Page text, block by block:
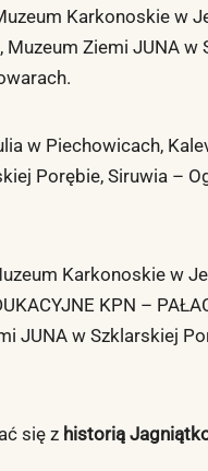
Karkonoskie w
Ziemi JUNA w
w Piechowicach,
Porębie, Siruwia –
Karkonoskie w
KPN –
JUNA w Szklarskiej
się z historią